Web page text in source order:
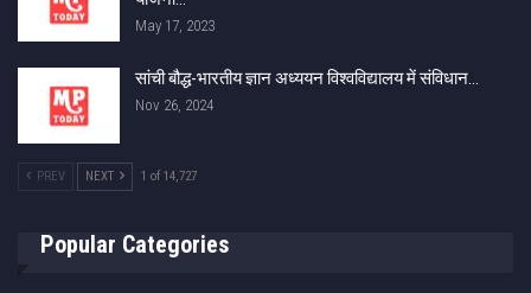
May 17, 2023
सांची बौद्ध-भारतीय ज्ञान अध्ययन विश्वविद्यालय में संविधान…
Nov 26, 2024
PREV NEXT 1 of 14,727
Popular Categories